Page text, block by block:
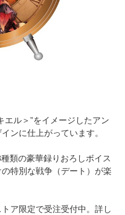
エル＞”をイメージしたアン
ンに仕上がっています。
類の豪華録りおろしボイス
特別な戦争（デート）が楽
ア限定で受注受付中。詳し